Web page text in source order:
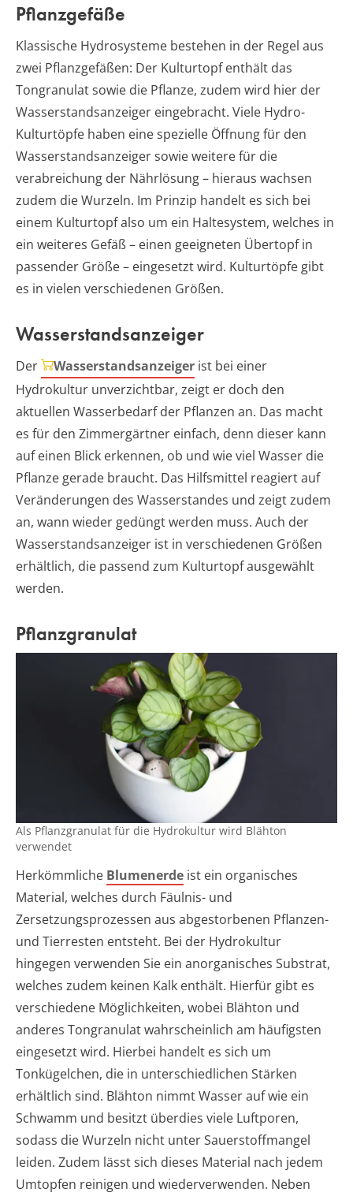
Pflanzgefäße
Klassische Hydrosysteme bestehen in der Regel aus
zwei Pflanzgefäßen: Der Kulturtopf enthält das
Tongranulat sowie die Pflanze, zudem wird hier der
Wasserstandsanzeiger eingebracht. Viele Hydro-
Kulturtöpfe haben eine spezielle Öffnung für den
Wasserstandsanzeiger sowie weitere für die
verabreichung der Nährlösung – hieraus wachsen
zudem die Wurzeln. Im Prinzip handelt es sich bei
einem Kulturtopf also um ein Haltesystem, welches in
ein weiteres Gefäß – einen geeigneten Übertopf in
passender Größe – eingesetzt wird. Kulturtöpfe gibt
es in vielen verschiedenen Größen.
Wasserstandsanzeiger
Der Wasserstandsanzeiger ist bei einer
Hydrokultur unverzichtbar, zeigt er doch den
aktuellen Wasserbedarf der Pflanzen an. Das macht
es für den Zimmergärtner einfach, denn dieser kann
auf einen Blick erkennen, ob und wie viel Wasser die
Pflanze gerade braucht. Das Hilfsmittel reagiert auf
Veränderungen des Wasserstandes und zeigt zudem
an, wann wieder gedüngt werden muss. Auch der
Wasserstandsanzeiger ist in verschiedenen Größen
erhältlich, die passend zum Kulturtopf ausgewählt
werden.
Pflanzgranulat
Als Pflanzgranulat für die Hydrokultur wird Blähton
verwendet
Herkömmliche Blumenerde ist ein organisches
Material, welches durch Fäulnis- und
Zersetzungsprozessen aus abgestorbenen Pflanzen-
und Tierresten entsteht. Bei der Hydrokultur
hingegen verwenden Sie ein anorganisches Substrat,
welches zudem keinen Kalk enthält. Hierfür gibt es
verschiedene Möglichkeiten, wobei Blähton und
anderes Tongranulat wahrscheinlich am häufigsten
eingesetzt wird. Hierbei handelt es sich um
Tonkügelchen, die in unterschiedlichen Stärken
erhältlich sind. Blähton nimmt Wasser auf wie ein
Schwamm und besitzt überdies viele Luftporen,
sodass die Wurzeln nicht unter Sauerstoffmangel
leiden. Zudem lässt sich dieses Material nach jedem
Umtopfen reinigen und wiederverwenden. Neben